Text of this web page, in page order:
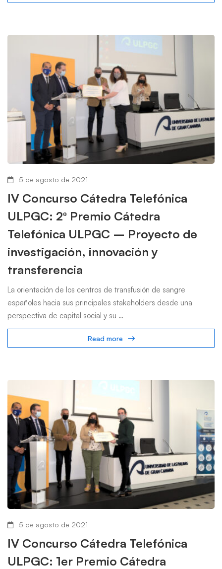
5 de agosto de 2021
IV Concurso Cátedra Telefónica
ULPGC: 2º Premio Cátedra
Telefónica ULPGC – Proyecto de
investigación, innovación y
transferencia
La orientación de los centros de transfusión de sangre
españoles hacia sus principales stakeholders desde una
perspectiva de capital social y su …
Read more
5 de agosto de 2021
IV Concurso Cátedra Telefónica
ULPGC: 1er Premio Cátedra